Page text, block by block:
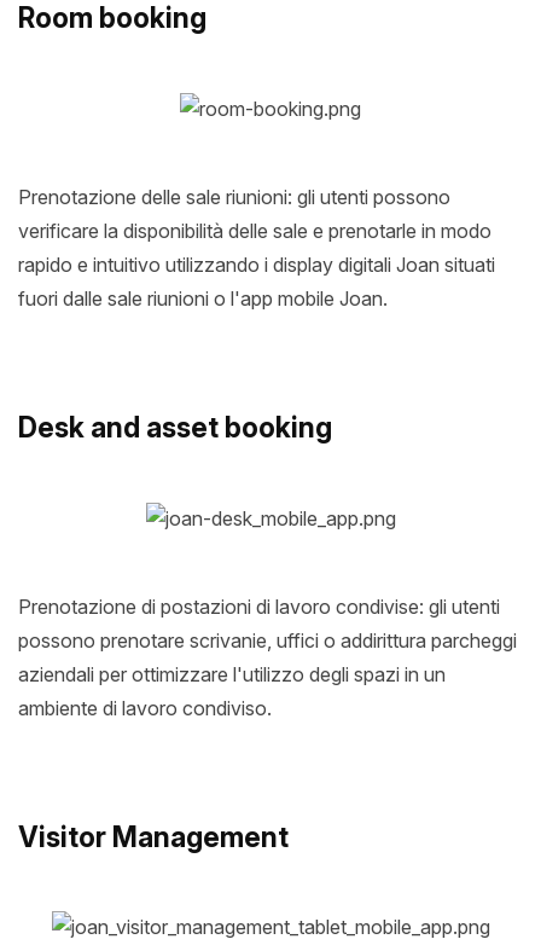
Room booking
Prenotazione delle sale riunioni: gli utenti possono
verificare la disponibilità delle sale e prenotarle in modo
rapido e intuitivo utilizzando i display digitali Joan situati
fuori dalle sale riunioni o l'app mobile Joan.
Desk and asset booking
Prenotazione di postazioni di lavoro condivise: gli utenti
possono prenotare scrivanie, uffici o addirittura parcheggi
aziendali per ottimizzare l'utilizzo degli spazi in un
ambiente di lavoro condiviso.
Visitor Management